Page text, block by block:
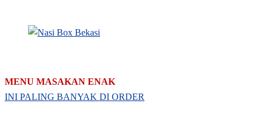
MENU MASAKAN ENAK
INI PALING BANYAK DI ORDER